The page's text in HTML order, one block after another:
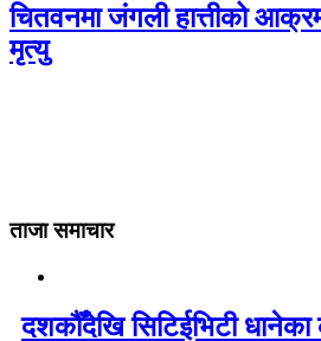
चितवनमा जंगली हात्तीको
मृत्यु
ताजा समाचार
दशकौँदेखि सिटिईभिटी धानेका